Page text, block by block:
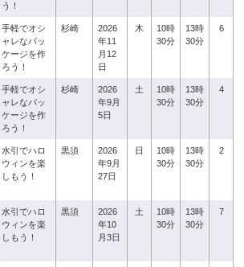
う！
手軽でオシ
ャレなパッ
ケージを作
ろう！
杉崎
2026
年11
月12
日
木
10時
30分
13時
30分
6
手軽でオシ
ャレなパッ
ケージを作
ろう！
杉崎
2026
年9月
5日
土
10時
30分
13時
30分
4
水引でハロ
ウィンを楽
しもう！
黒須
2026
年9月
27日
日
10時
30分
13時
30分
2
水引でハロ
ウィンを楽
しもう！
黒須
2026
年10
月3日
土
10時
30分
13時
30分
7